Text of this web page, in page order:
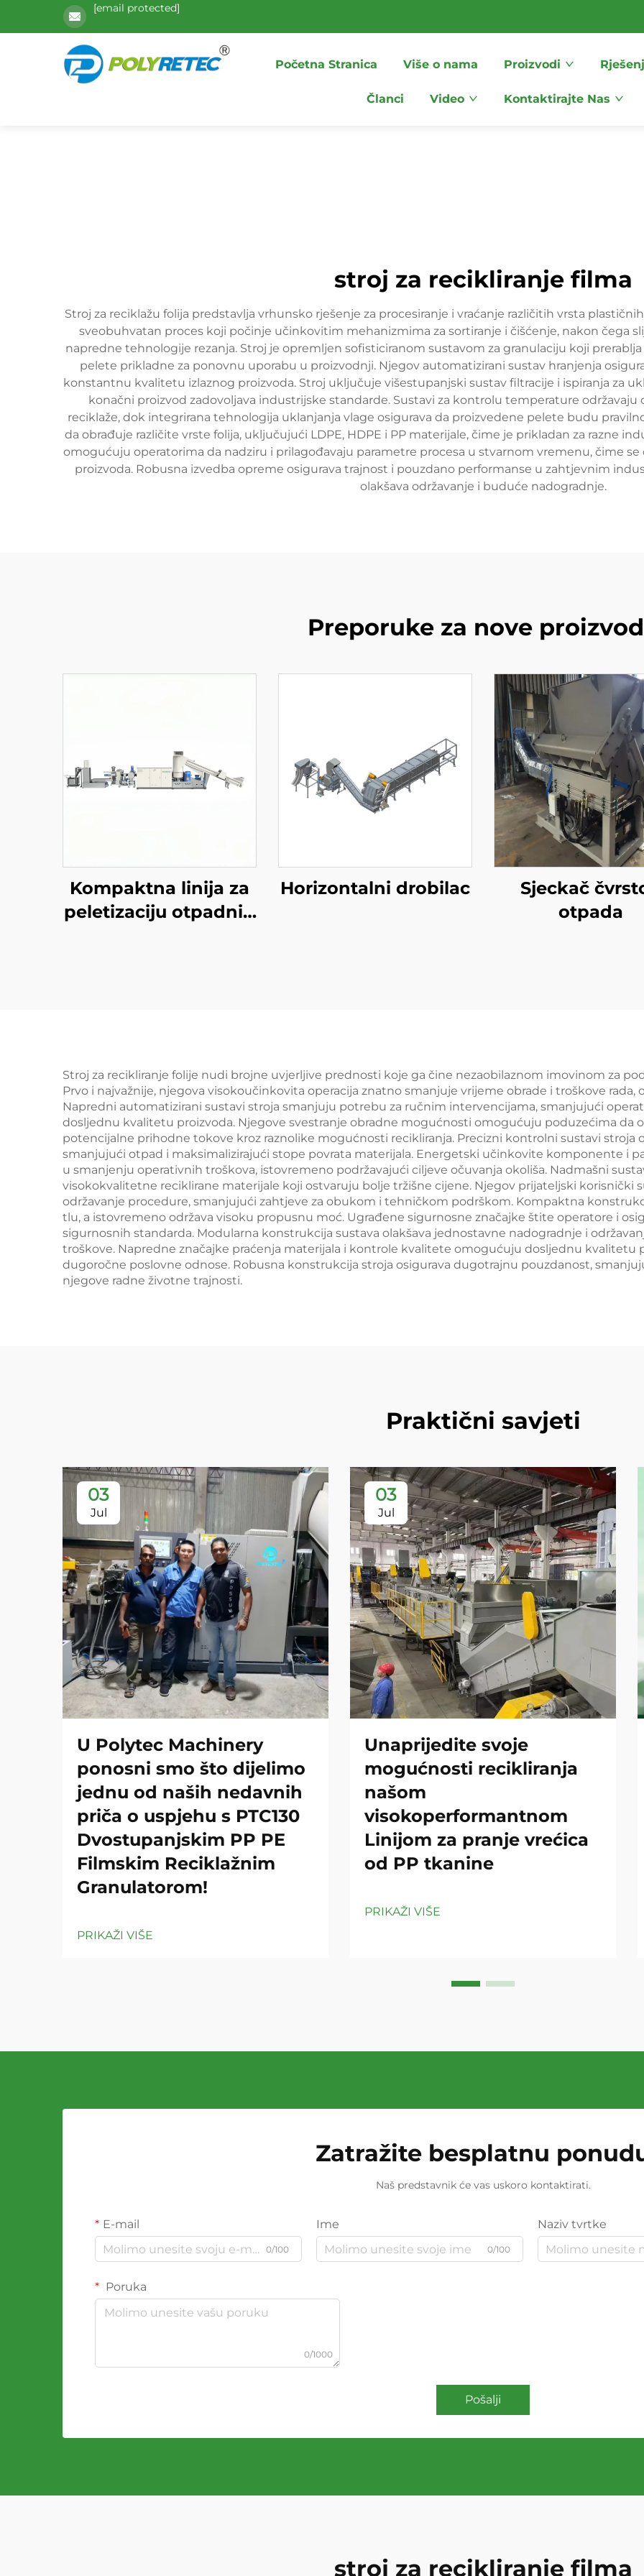
[email protected]
Početna Stranica Više o nama Proizvodi
Članci Video Kontaktirajte Nas
stroj za recikliranje filma
Stroj za reciklažu folija predstavlja vrhunsko rješenje za procesiranje i vraćanje različitih vrsta
sveobuhvatan proces koji počinje učinkovitim mehanizmima za sortiranje i čišćenje, nakon čega
napredne tehnologije rezanja. Stroj je opremljen sofisticiranom sustavom za granulaciju koji
pelete prikladne za ponovnu uporabu u proizvodnji. Njegov automatizirani sustav hranjenja
konstantnu kvalitetu izlaznog proizvoda. Stroj uključuje višestupanjski sustav filtracije i ispiranja za
konačni proizvod zadovoljava industrijske standarde. Sustavi za kontrolu temperature
reciklaže, dok integrirana tehnologija uklanjanja vlage osigurava da proizvedene pelete budu
da obrađuje različite vrste folija, uključujući LDPE, HDPE i PP materijale, čime je prikladan za razne
omogućuju operatorima da nadziru i prilagođavaju parametre procesa u stvarnom vremenu, čime
proizvoda. Robusna izvedba opreme osigurava trajnost i pouzdano performanse u zahtjevnim
olakšava održavanje i buduće nadogradnje.
Preporuke za nove
Kompaktna linija za
peletizaciju otpadnih
Horizontalni drobilac
Sjeckač
otpada
Stroj za recikliranje folije nudi brojne uvjerljive prednosti koje ga čine nezaobilaznom imovinom za
Prvo i najvažnije, njegova visokoučinkovita operacija znatno smanjuje vrijeme obrade i troškove
Napredni automatizirani sustavi stroja smanjuju potrebu za ručnim intervencijama, smanjujući
dosljednu kvalitetu proizvoda. Njegove svestranje obradne mogućnosti omogućuju poduzećima da
potencijalne prihodne tokove kroz raznolike mogućnosti recikliranja. Precizni kontrolni sustavi stroja
smanjujući otpad i maksimalizirajući stope povrata materijala. Energetski učinkovite komponente i
u smanjenju operativnih troškova, istovremeno podržavajući ciljeve očuvanja okoliša. Nadmašni
visokokvalitetne reciklirane materijale koji ostvaruju bolje tržišne cijene. Njegov prijateljski korisnički
održavanje procedure, smanjujući zahtjeve za obukom i tehničkom podrškom. Kompaktna
tlu, a istovremeno održava visoku propusnu moć. Ugrađene sigurnosne značajke štite operatore i
sigurnosnih standarda. Modularna konstrukcija sustava olakšava jednostavne nadogradnje i
troškove. Napredne značajke praćenja materijala i kontrole kvalitete omogućuju dosljednu kvalitetu
dugoročne poslovne odnose. Robusna konstrukcija stroja osigurava dugotrajnu pouzdanost,
njegove radne životne trajnosti.
Praktični savjeti
03
Jul
U Polytec Machinery
ponosni smo što dijelimo
jednu od naših nedavnih
priča o uspjehu s PTC130
Dvostupanjskim PP PE
Filmskim Reciklažnim
Granulatorom!
PRIKAŽI VIŠE
03
Jul
Unaprijedite svoje
mogućnosti recikliranja
našom
visokoperformantnom
Linijom za pranje vrećica
od PP tkanine
PRIKAŽI VIŠE
Zatražite besplatnu
Naš predstavnik će vas uskoro kontaktirati.
E-mail
0/100
Ime
0/100
Naziv tvrtke
Poruka
0/1000
Pošalji
stroj za recikliranje filma